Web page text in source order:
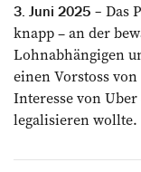
3. Juni 2025
Das
knapp – an der
Lohnabhängigen
einen Vorstoss
Interesse von
legalisieren wollte.